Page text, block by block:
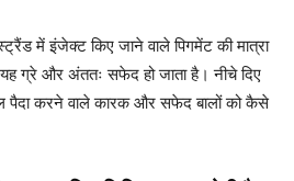
में इंजेक्ट किए जाने वाले पिगमेंट की मात्रा
ग्रे और अंततः सफेद हो जाता है। नीचे दिए
पैदा करने वाले कारक और सफेद बालों को कैसे